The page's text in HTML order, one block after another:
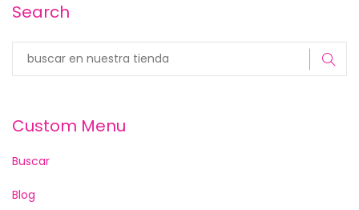
Search
Custom Menu
Buscar
Blog